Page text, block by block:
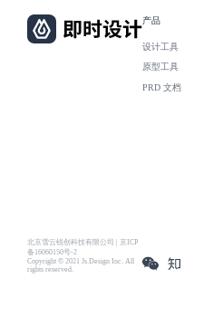
北京雪云锐创科技有限公司 | 京ICP
备16060150号-2
Copyright © 2021 Js.Design Inc. All
rights reserved.
产品
设计工具
原型工具
PRD 文档